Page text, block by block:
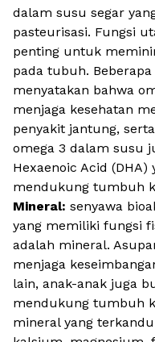
dalam susu segar
pasteurisasi. Fungsi
penting untuk
pada tubuh.
menyatakan bahwa
menjaga kesehatan
penyakit jantung,
omega 3 dalam susu
Hexaenoic Acid (DHA)
mendukung tumbuh
Mineral: senyawa
yang memiliki fungsi
adalah mineral.
menjaga
lain, anak-anak juga
mendukung tumbuh
mineral yang